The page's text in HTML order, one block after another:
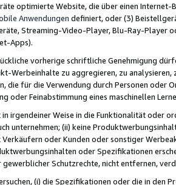
optimierte Website, die über einen
Anwendungen definiert, oder (3)
Streaming-Video-Player, Blu-Ray-Player
Apps).
vorherige schriftliche Genehmigung
Werbeinhalte zu aggregieren, zu
die für die Verwendung durch Personen
oder Feinabstimmung eines maschinellen
irgendeiner Weise in die Funktionalität oder
unternehmen; (ii) keine
oder Kunden oder sonstiger
oder Spezifikationen
gewerblicher Schutzrechte, nicht entfernen,
(i) die Spezifikationen oder die in